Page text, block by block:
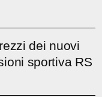
dei nuovi
sportiva RS